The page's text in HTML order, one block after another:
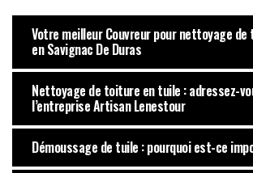
Votre meilleur Couvreur pour nettoyage
en Savignac De Duras
Nettoyage de toiture en tuile : adressez-
l’entreprise Artisan Lenestour
Démoussage de tuile : pourquoi est-ce